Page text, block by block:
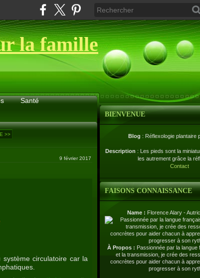
la famille
Santé
>>
9 février 2017
circulatoire car la
BIENVENUE
Blog : Réflexologie plantaire
Description : Les pieds sont la
les autrement grâce la
Contact
FAISONS CONNAISSANCE
Name : Florence Alary -
À Propos : Passionnée par la langue
et la transmission, je crée des
concrètes pour aider chacun à
progresser à son